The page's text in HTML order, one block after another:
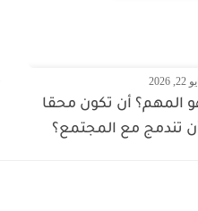
2026
المهم؟ أن تكون محقا
تندمج مع المجتمع؟